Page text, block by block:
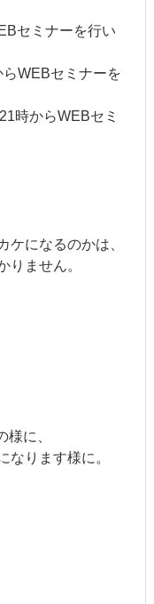
セミナーを行い
らWEBセミナーを
時からWEBセミ
ケになるのかは、
りません。
に、
なります様に。